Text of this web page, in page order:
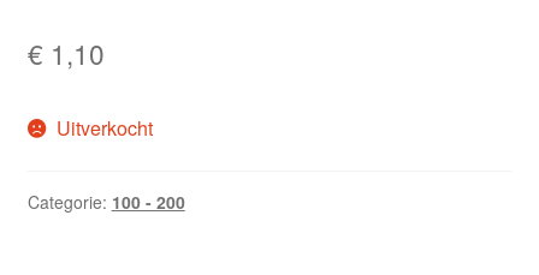
€ 1,10
Uitverkocht
Categorie: 100 - 200